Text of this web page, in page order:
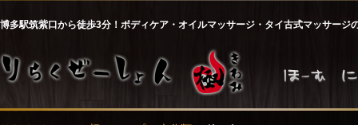
博多駅筑紫口から徒歩3分！ボディケア・オイルマッサージ・タイ古式マッサージ